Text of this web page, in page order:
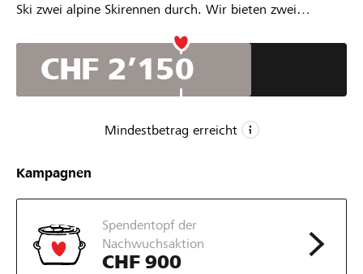
Ski zwei alpine Skirennen durch. Wir bieten zwei
Organisationskomitee (OK) möchte eine
Sportveranstaltung von hoher Qualität durchführen und
den Nachwuchsathleten aus den Kantonen St. Gallen,
Wettkampfbedingungen bieten.
CHF 2’150
Mindestbetrag erreicht
CHF 1’500
Wunschbetrag
11
Kampagnen
Spendentopf der
Nachwuchsaktion
CHF 900